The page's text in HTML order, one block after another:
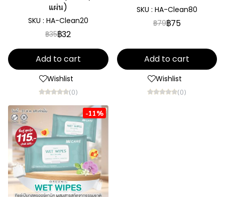
แผ่น)
SKU : HA-Clean20
฿35฿32
Add to cart
Wishlist
(0)
SKU : HA-Clean80
฿79฿75
Add to cart
Wishlist
(0)
-11%